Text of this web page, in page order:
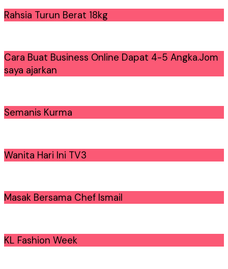
Rahsia Turun Berat 18kg
Cara Buat Business Online Dapat 4-5 Angka.Jom
saya ajarkan
Semanis Kurma
Wanita Hari Ini TV3
Masak Bersama Chef Ismail
KL Fashion Week